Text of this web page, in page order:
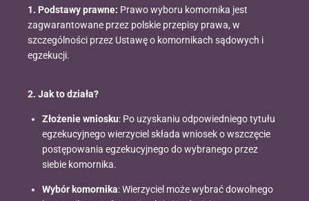
1. Podstawy prawne: Prawo wyboru komornika jest
zagwarantowane przez polskie przepisy prawa, w
szczególności przez Ustawę o komornikach sądowych i
egzekucji.
2. Jak to działa?
Złożenie wniosku: Po uzyskaniu odpowiedniego tytułu
egzekucyjnego wierzyciel składa wniosek o wszczęcie
postępowania egzekucyjnego do wybranego przez
siebie komornika.
Wybór komornika: Wierzyciel może wybrać dowolnego